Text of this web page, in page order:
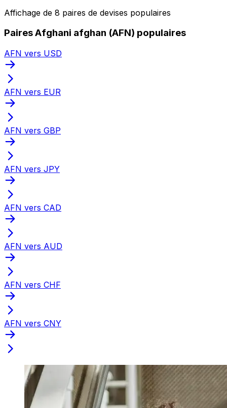
Affichage de 8 paires de devises populaires
Paires Afghani afghan (AFN) populaires
AFN vers USD
AFN vers EUR
AFN vers GBP
AFN vers JPY
AFN vers CAD
AFN vers AUD
AFN vers CHF
AFN vers CNY